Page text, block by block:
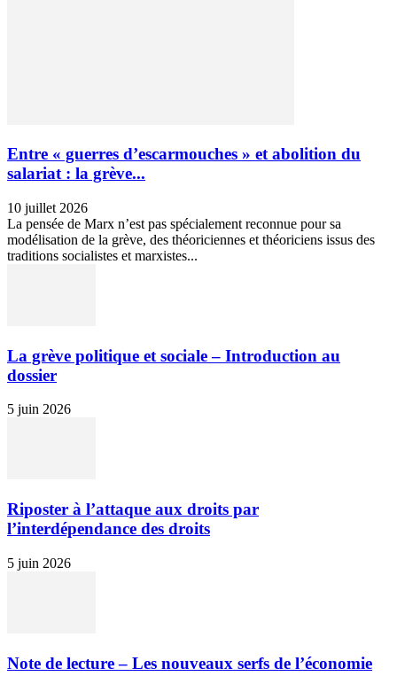
Entre « guerres d’escarmouches » et abolition du
salariat : la grève...
10 juillet 2026
La pensée de Marx n’est pas spécialement reconnue pour sa
modélisation de la grève, des théoriciennes et théoriciens issus des
traditions socialistes et marxistes...
La grève politique et sociale – Introduction au
dossier
5 juin 2026
Riposter à l’attaque aux droits par
l’interdépendance des droits
5 juin 2026
Note de lecture – Les nouveaux serfs de l’économie